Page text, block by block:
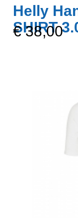
Helly
SHIRT
€ 38,00